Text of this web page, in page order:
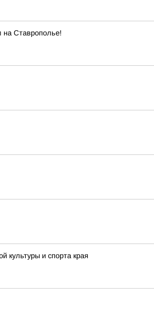
на Ставрополье!
культуры и спорта края